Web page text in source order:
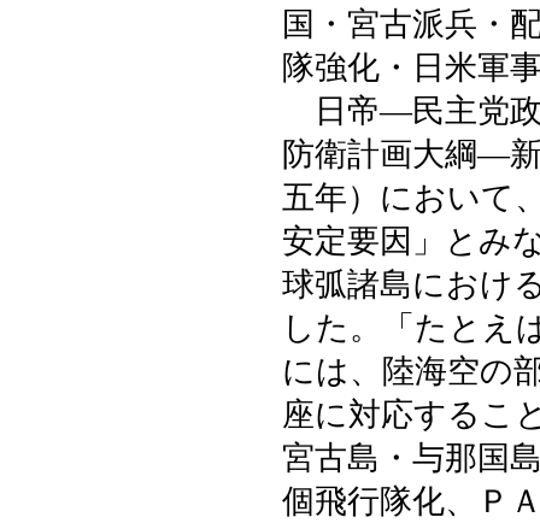
国・宮古派兵・
隊強化・日米軍
日帝―民主党政
防衛計画大綱―
五年）において
安定要因」とみ
球弧諸島におけ
した。「たとえ
には、陸海空の
座に対応するこ
宮古島・与那国
個飛行隊化、Ｐ